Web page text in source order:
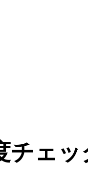
チェ